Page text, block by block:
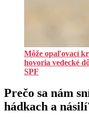
Môže opaľovací
hovoria vedecké
SPF
Prečo sa nám
hádkach a